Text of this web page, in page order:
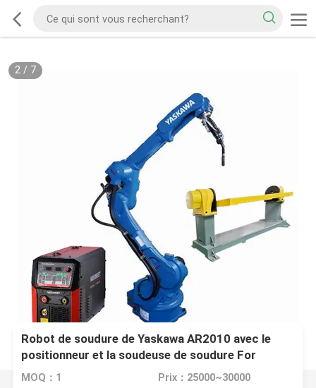
2/ 7
Robot de soudure de Yaskawa AR2010 avec le
positionneur et la soudeuse de soudure For
Automative de CNGBS de Megment
MOQ：1 Prix：25000~30000